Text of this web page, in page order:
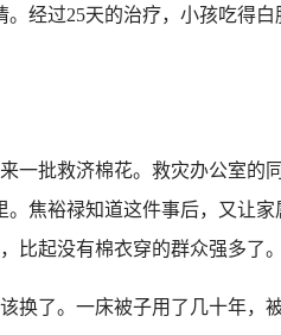
。经过25天的治疗，小孩吃得
批救济棉花。救灾办公室的
焦裕禄知道这件事后，又让
比起没有棉衣穿的群众强多了
了。一床被子用了几十年，